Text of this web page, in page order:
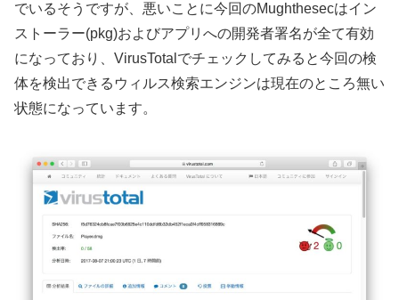
でいるそうですが、悪いことに今回のMughthesecはイン
ストーラー(pkg)およびアプリへの開発者署名が全て有効
になっており、VirusTotalでチェックしてみると今回の検
体を検出できるウィルス検索エンジンは現在のところ無い
状態になっています。